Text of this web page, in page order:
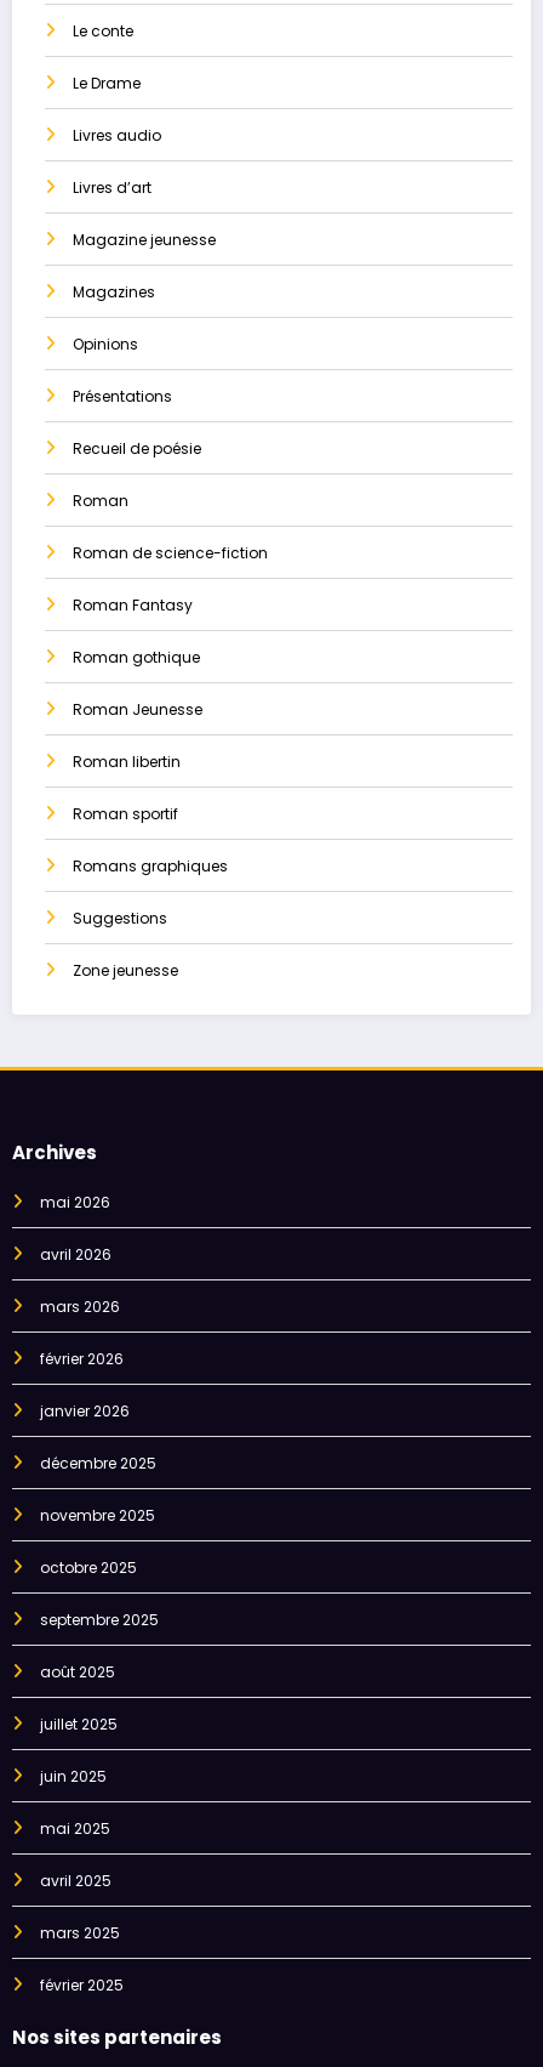
Le conte
Le Drame
Livres audio
Livres d’art
Magazine jeunesse
Magazines
Opinions
Présentations
Recueil de poésie
Roman
Roman de science-fiction
Roman Fantasy
Roman gothique
Roman Jeunesse
Roman libertin
Roman sportif
Romans graphiques
Suggestions
Zone jeunesse
Archives
mai 2026
avril 2026
mars 2026
février 2026
janvier 2026
décembre 2025
novembre 2025
octobre 2025
septembre 2025
août 2025
juillet 2025
juin 2025
mai 2025
avril 2025
mars 2025
février 2025
Nos sites partenaires